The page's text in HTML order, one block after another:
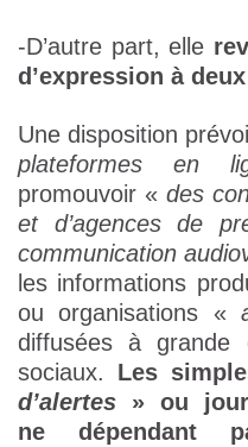
-D’autre part, elle
d’expression à
Une disposition
plateformes en
promouvoir « des
et d’agences de
communication
les informations
ou organisations «
diffusées à grande
sociaux. Les
d’alertes » ou
ne dépendant